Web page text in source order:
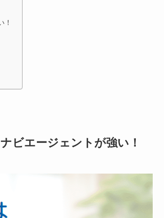
！
ビエージェントが強い！